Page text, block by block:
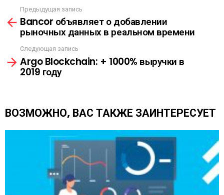
Ы
Л
К
А
м
е
щ
е
Предыдущая запись
Bancor объявляет о добавлении
рыночных данных в реальном времени
Следующая запись
Argo Blockchain: + 1000% выручки в
2019 году
ВОЗМОЖНО, ВАС ТАКЖЕ ЗАИНТЕРЕСУЕТ